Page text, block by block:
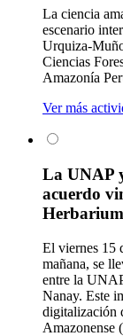
La ciencia
escenario
Urquiza-
Ciencias
Amazonía
Ver más
La UNAP
acuerdo
El viernes 15
mañana, se
entre la
Nanay. Este
digitalización